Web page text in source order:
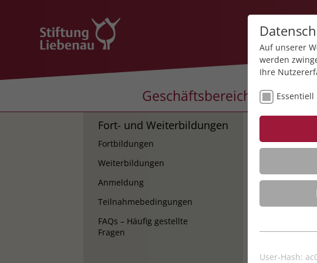
Geschäftsbereiche Über
Fort- und Weiterbildungen
Fortbildungen
Weiterbildungen
Anmeldung
Teilnahmebedingungen
FAQs – Häufig gestellte
Fragen
Auf unserer
werden
Ihre
Essentiell
Essentielle
Webseite
User-Hash: